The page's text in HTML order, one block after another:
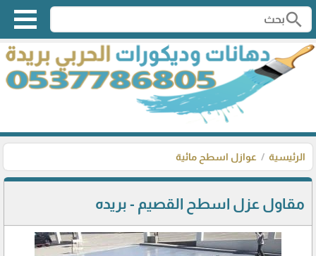
search
الرئيسية عوازل اسطح مائية
مقاول عزل اسطح القصيم - بريده